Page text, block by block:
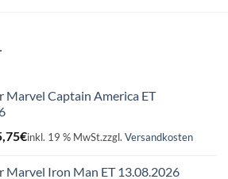
Marvel Captain America ET
€Aktueller
inkl. 19 % MwSt.zzgl. Versandkosten
Marvel Iron Man ET 13.08.2026